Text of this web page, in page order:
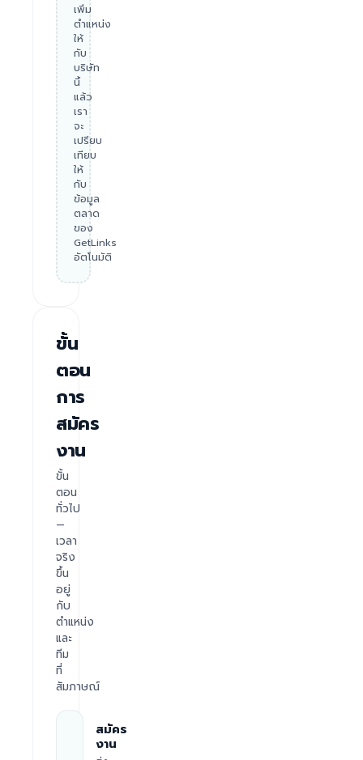
เพิ่ม
ตำแหน่ง
ให้
กับ
บริษัท
นี้
แล้ว
เรา
จะ
เปรียบ
เทียบ
ให้
กับ
ข้อมูล
ตลาด
ของ
GetLinks
อัตโนมัติ
ขั้น
ตอน
การ
สมัคร
งาน
ขั้น
ตอน
ทั่วไป
—
เวลา
จริง
ขึ้น
อยู่
กับ
ตำแหน่ง
และ
ทีม
ที่
สัมภาษณ์
สมัคร
งาน